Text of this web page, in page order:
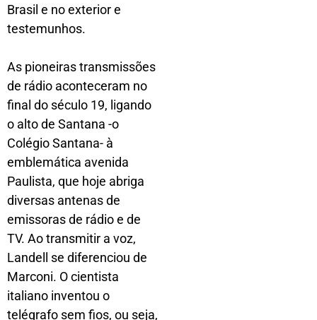
Brasil e no exterior e
testemunhos.
As pioneiras transmissões
de rádio aconteceram no
final do século 19, ligando
o alto de Santana -o
Colégio Santana- à
emblemática avenida
Paulista, que hoje abriga
diversas antenas de
emissoras de rádio e de
TV. Ao transmitir a voz,
Landell se diferenciou de
Marconi. O cientista
italiano inventou o
telégrafo sem fios, ou seja,